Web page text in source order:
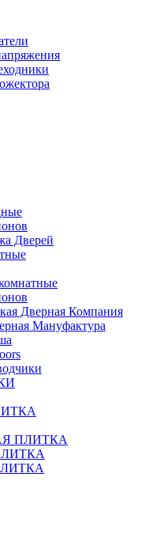
Дверей
Дверная Компания
Мануфактура
ПЛИТКА